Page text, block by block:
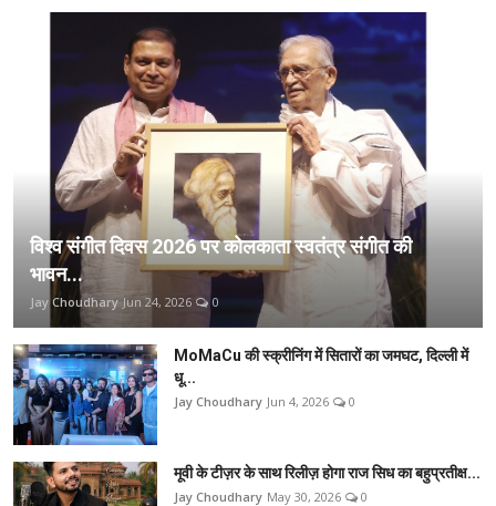
विश्व संगीत दिवस 2026 पर कोलकाता स्वतंत्र संगीत की
भावन...
Jay Choudhary Jun 24, 2026 0
MoMaCu की स्क्रीनिंग में सितारों का जमघट, दिल्ली में
धू...
Jay Choudhary Jun 4, 2026 0
मूवी के टीज़र के साथ रिलीज़ होगा राज सिध का बहुप्रतीक्ष...
Jay Choudhary May 30, 2026 0